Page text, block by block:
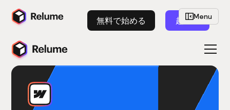
無料で始める 起動Menu